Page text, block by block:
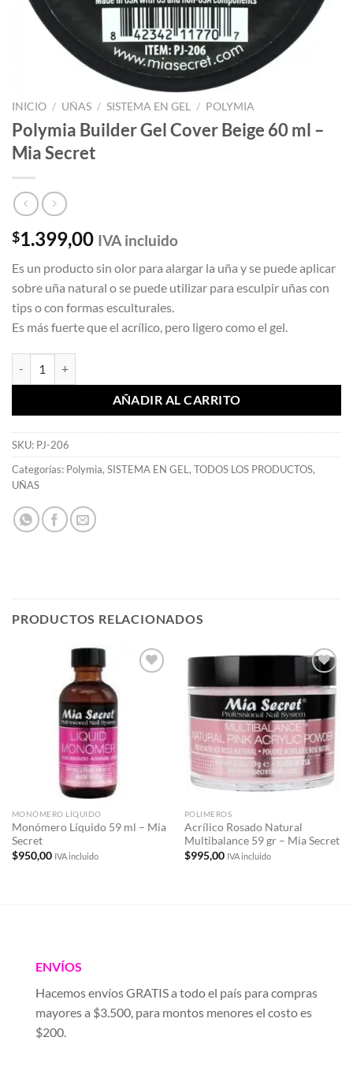
INICIO / UÑAS / SISTEMA EN GEL / POLYMIA
Polymia Builder Gel Cover Beige 60 ml –
Mia Secret
$1.399,00 IVA incluido
Es un producto sin olor para alargar la uña y se puede aplicar
sobre uña natural o se puede utilizar para esculpir uñas con
tips o con formas esculturales.
Es más fuerte que el acrílico, pero ligero como el gel.
AÑADIR AL CARRITO
SKU: PJ-206
Categorías: Polymia, SISTEMA EN GEL , TODOS LOS PRODUCTOS,
UÑAS
PRODUCTOS RELACIONADOS
MONÓMERO LÍQUIDO
Monómero Líquido 59 ml – Mia
Secret
$950,00 IVA incluido
Añadir
a la
lista de
deseos
POLIMEROS
Acrílico Rosado Natural
Multibalance 59 gr – Mia Secret
$995,00 IVA incluido
ENVÍOS
Hacemos envíos GRATIS a todo el país para compras
mayores a $3.500, para montos menores el costo es
$200.